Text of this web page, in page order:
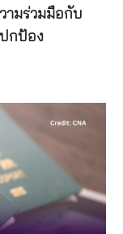
ามร่วมมือกับ
กป้อง